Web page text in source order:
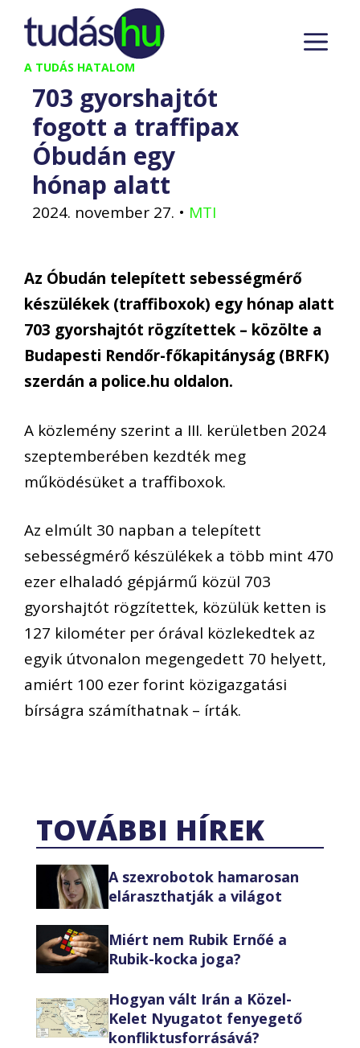
Kilépés
tartalomba
A TUDÁS HATALOM
703 gyorshajtót
fogott a traffipax
Óbudán egy
hónap alatt
2024. november 27. • MTI
Az Óbudán telepített sebességmérő
készülékek (traffiboxok) egy hónap alatt
703 gyorshajtót rögzítettek – közölte a
Budapesti Rendőr-főkapitányság (BRFK)
szerdán a police.hu oldalon.
A közlemény szerint a III. kerületben 2024
szeptemberében kezdték meg
működésüket a traffiboxok.
Az elmúlt 30 napban a telepített
sebességmérő készülékek a több mint 470
ezer elhaladó gépjármű közül 703
gyorshajtót rögzítettek, közülük ketten is
127 kilométer per órával közlekedtek az
egyik útvonalon megengedett 70 helyett,
amiért 100 ezer forint közigazgatási
bírságra számíthatnak – írták.
TOVÁBBI HÍREK
A szexrobotok hamarosan
eláraszthatják a világot
Miért nem Rubik Ernőé a
Rubik-kocka joga?
Hogyan vált Irán a Közel-
Kelet Nyugatot fenyegető
konfliktusforrásává?